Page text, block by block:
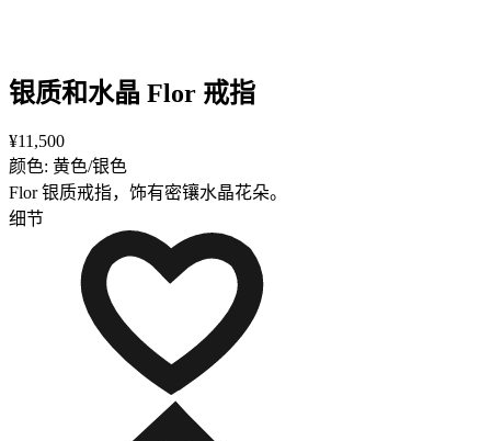
银质和水晶 Flor 戒指
¥11,500
颜色: 黄色/银色
Flor 银质戒指，饰有密镶水晶花朵。
细节